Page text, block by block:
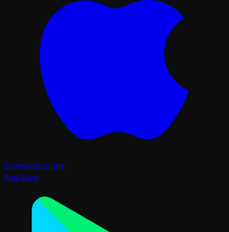
Download on the
App Store